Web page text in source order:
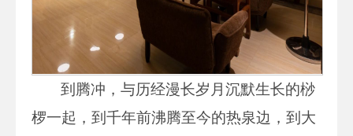
到腾冲，与历经漫长岁月沉默生长的桫
椤一起，到千年前沸腾至今的热泉边，到大